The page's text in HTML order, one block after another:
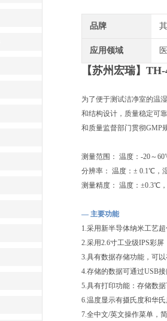
品牌
应用领域
【苏州宏瑞】
为了便于测试洁净室的温
和结构设计，质量稳定可
和质量监督部门贯彻GMP
测量范围： 温度：-20～
分辨率： 温度：± 0.1℃，
测量精度： 温度：±0.3℃
— 主要功能
1.采用新半导体纳米工艺
2.采用2.6寸工业级IPS彩屏
3.具有数据存储功能，可
4.存储的数据可通过USB
5.具有打印功能：存储数
6.温度显示有摄氏度和华
7.全中文/英文操作菜单，